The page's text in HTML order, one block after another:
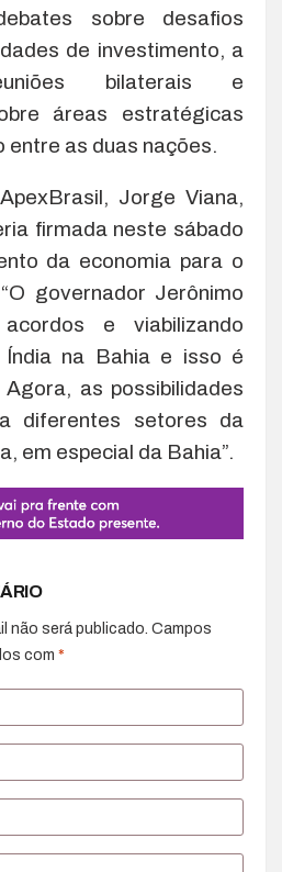
sobre desafios
de investimento, a
bilaterais e
áreas estratégicas
entre as duas nações.
Jorge Viana,
firmada neste sábado
da economia para o
governador Jerônimo
e viabilizando
Índia na Bahia e isso é
as possibilidades
diferentes setores da
em especial da Bahia”.
não será publicado. Campos
com *